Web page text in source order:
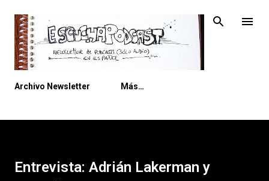
Archivo Newsletter Más…
Entrevista: Adrián Lakerman y